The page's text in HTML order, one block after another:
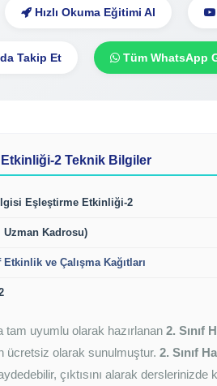
Hızlı Okuma Eğitimi Al
Takip Et Tüm WhatsApp
Etkinliği-2 Teknik Bilgiler
Eşleştirme Etkinliği-2
Uzman Kadrosu)
Etkinlik ve Çalışma Kağıtları
tam uyumlu olarak hazırlanan 2. Sınıf
ücretsiz olarak sunulmuştur. 2. Sınıf
çıktısını alarak